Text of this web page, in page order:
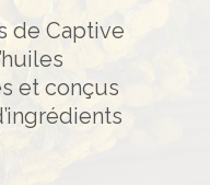
de Captive
et conçus